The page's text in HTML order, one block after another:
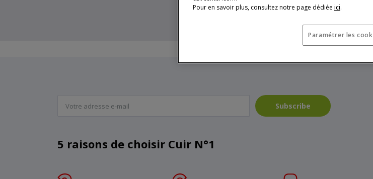
Subscribe
5 raisons de choisir Cuir N°1
Pour en savoir plus, consultez notre page dédiée ici.
Paramétrer les